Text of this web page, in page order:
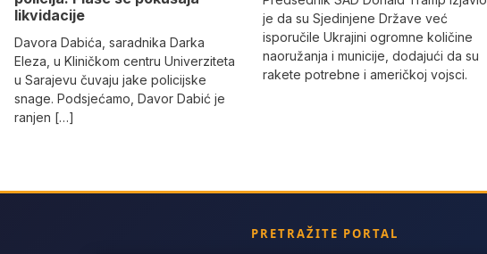
likvidacije
Davora Dabića, saradnika Darka
Eleza, u Kliničkom centru Univerziteta
u Sarajevu čuvaju jake policijske
snage. Podsjećamo, Davor Dabić je
ranjen […]
je da su Sjedinjene Države već
isporučile Ukrajini ogromne količine
naoružanja i municije, dodajući da su
rakete potrebne i američkoj vojsci.
PRETRAŽITE PORTAL